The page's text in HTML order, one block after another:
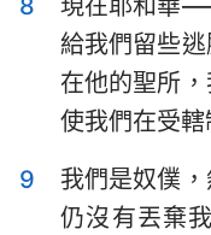
8
現在耶和華
給我們留些
在他的聖所
使我們在受轄
9
我們是奴僕
仍沒有丟棄